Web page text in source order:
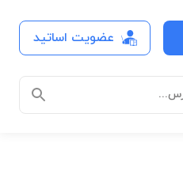
عضویت اساتید